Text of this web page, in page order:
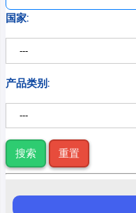
国家:
产品类别:
搜索 重置